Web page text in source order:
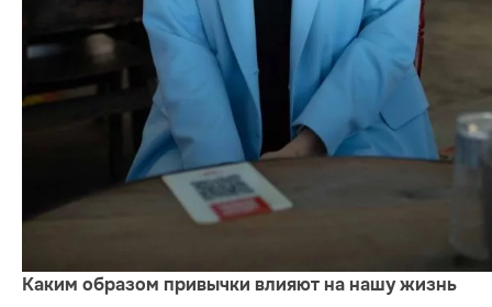
Каким образом привычки влияют на нашу жизнь